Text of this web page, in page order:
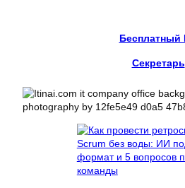
Бесплатный
Секретарь